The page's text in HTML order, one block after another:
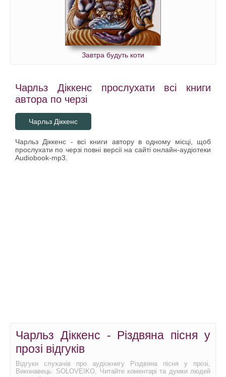
Завтра будуть коти
Чарльз Діккенс прослухати всі книги
автора по черзі
Чарльз Діккенс
Чарльз Діккенс - всі книги автору в одному місці, щоб
прослухати по черзі повні версії на сайті онлайн-аудіотеки
Audiobook-mp3.
Чарльз Діккенс - Різдвяна пісня у
прозі відгуків
Відгуки слухачів про аудіокнигу Різдвяна пісня у прозі,
Виконавець: SOLOVEIKO, Читайте коментарі та думки людей